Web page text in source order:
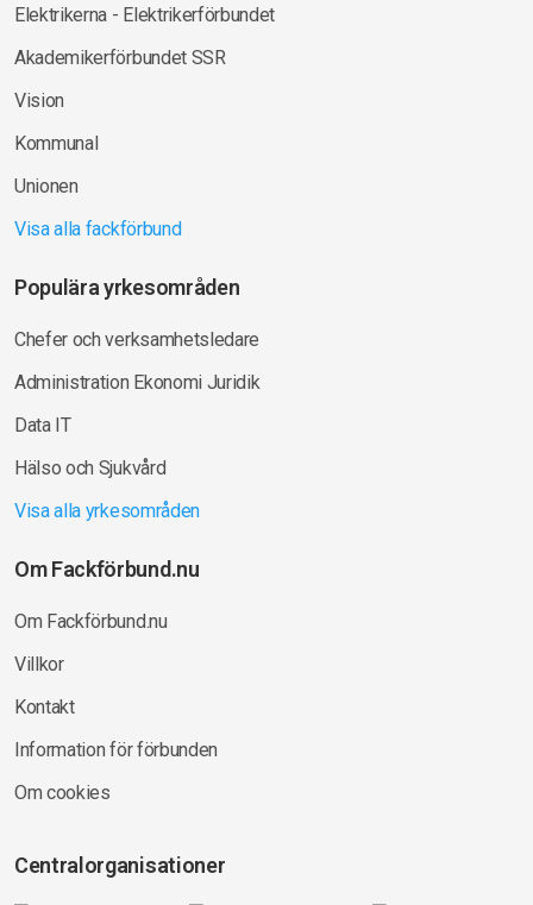
Elektrikerna - Elektrikerförbundet
Akademikerförbundet SSR
Vision
Kommunal
Unionen
Visa alla fackförbund
Populära yrkesområden
Chefer och verksamhetsledare
Administration Ekonomi Juridik
Data IT
Hälso och Sjukvård
Visa alla yrkesområden
Om Fackförbund.nu
Om Fackförbund.nu
Villkor
Kontakt
Information för förbunden
Om cookies
Centralorganisationer